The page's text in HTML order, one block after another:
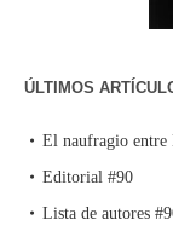
ÚLTIMOS
El naufragio entre
Editorial #90
Lista de autores